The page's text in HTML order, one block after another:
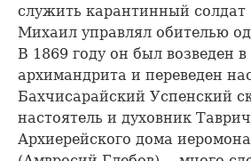
служить карантинный
Михаил управлял обителью
В 1869 году он был возведен в
архимандрита и переведен
Бахчисарайский Успенский
настоятель и духовник
Архиерейского дома